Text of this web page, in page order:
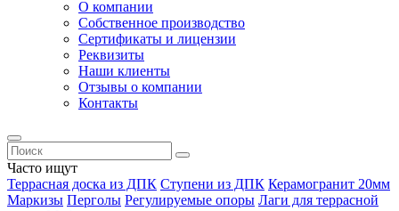
О компании
Собственное производство
Сертификаты и лицензии
Реквизиты
Наши клиенты
Отзывы о компании
Контакты
Часто ищут
Террасная доска из ДПК Ступени из ДПК Керамогранит 20мм
Маркизы Перголы Регулируемые опоры Лаги для террасной